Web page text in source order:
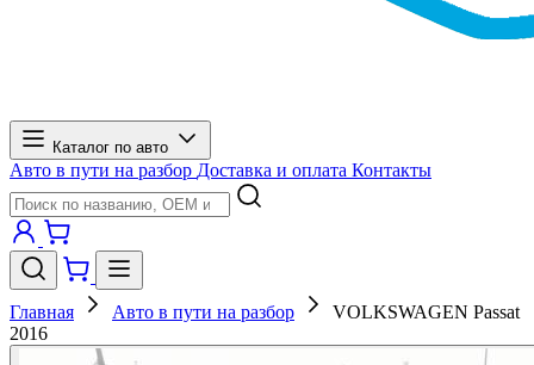
Каталог по авто
Авто в пути на разбор Доставка и оплата Контакты
Главная Авто в пути на разбор
VOLKSWAGEN Passat
2016